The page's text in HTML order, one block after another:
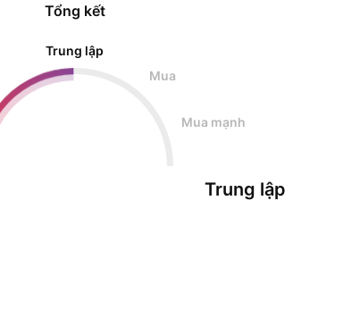
Tổng kết
Trung lập
Mua
Mua mạnh
Trung lập